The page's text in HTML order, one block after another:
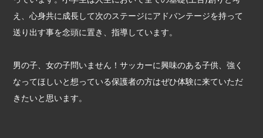
え、心身共に成長して次のステージにアドバンテージを持って
送り出す事を念頭に置き、指導しています。
男の子、女の子問いません！サッカーに興味のある子供、強く
なってほしいと想っている保護者の方はぜひ体験に来ていただ
きたいと思います。